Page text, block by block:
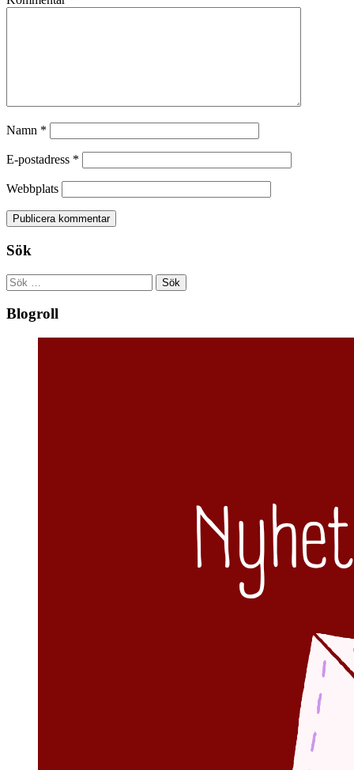
Namn *
E-postadress *
Webbplats
Sök
Sök
efter:
Blogroll